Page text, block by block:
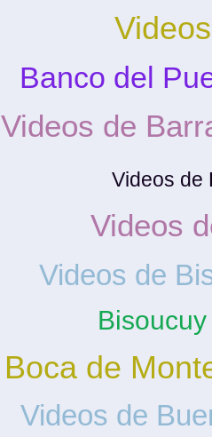
Banco del
Videos de
Videos de
Videos
Videos de
Bisoucuy
Boca de
Videos de